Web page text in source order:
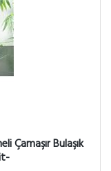
Çamaşır Bulaşık